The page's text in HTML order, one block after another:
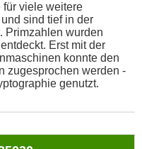
für viele weitere
sind tief in der
Primzahlen wurden
Erst mit der
konnte den
zugesprochen werden -
genutzt.